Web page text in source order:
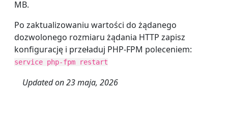
MB.
Po zaktualizowaniu wartości do żądanego
dozwolonego rozmiaru żądania HTTP zapisz
konfigurację i przeładuj PHP-FPM poleceniem:
service php-fpm restart
Updated on23 maja, 2026